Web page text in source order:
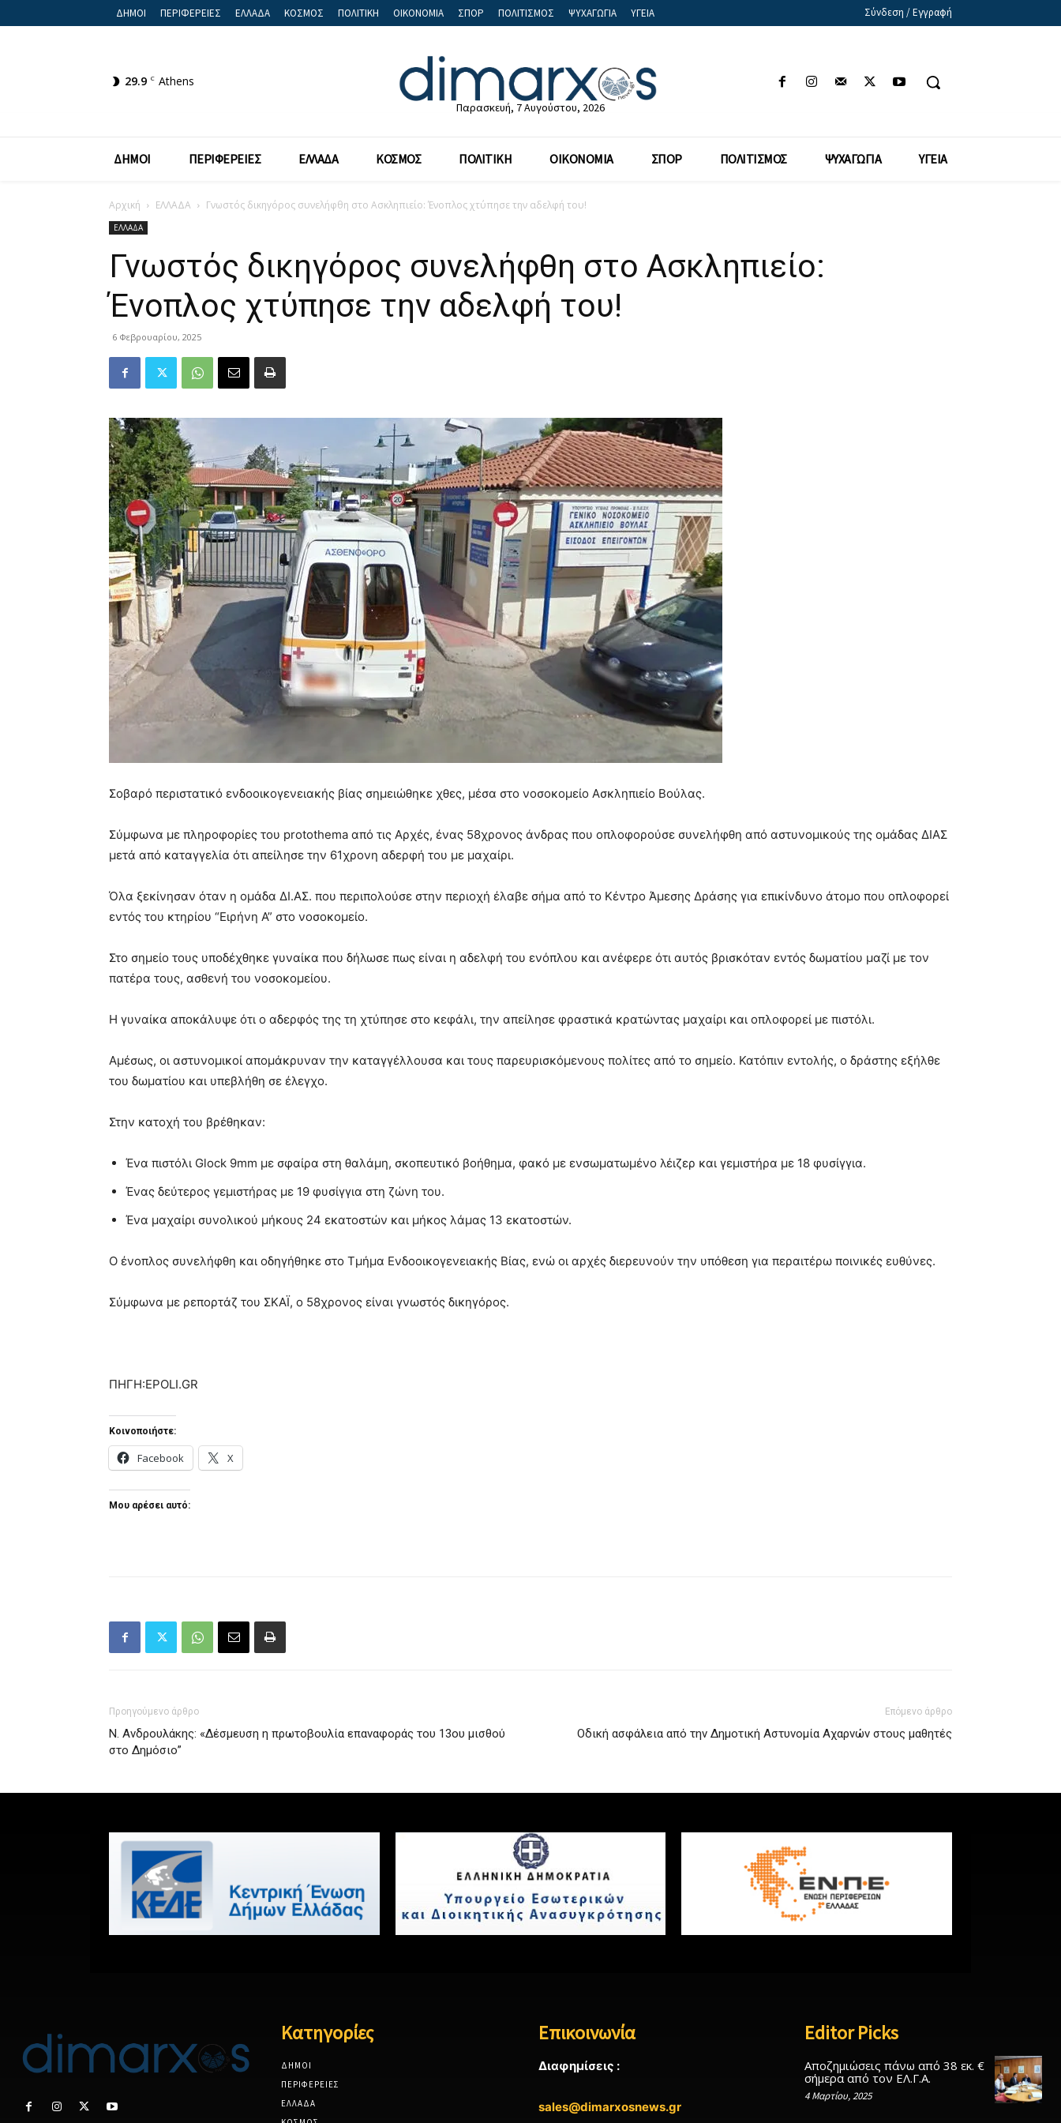
ΔΗΜΟΙ ΠΕΡΙΦΕΡΕΙΕΣ ΕΛΛΑΔΑ ΚΟΣΜΟΣ ΠΟΛΙΤΙΚΗ ΟΙΚΟΝΟΜΙΑ ΣΠΟΡ ΠΟΛΙΤΙΣΜΟΣ ΨΥΧΑΓΩΓΙΑ ΥΓΕΙΑ Σύνδεση / Εγγραφή
29.9 C Athens
Παρασκευή, 7 Αυγούστου, 2026
ΔΗΜΟΙ ΠΕΡΙΦΕΡΕΙΕΣ ΕΛΛΑΔΑ ΚΟΣΜΟΣ ΠΟΛΙΤΙΚΗ ΟΙΚΟΝΟΜΙΑ ΣΠΟΡ ΠΟΛΙΤΙΣΜΟΣ ΨΥΧΑΓΩΓΙΑ ΥΓΕΙΑ
Αρχική ΕΛΛΑΔΑ Γνωστός δικηγόρος συνελήφθη στο Ασκληπιείο: Ένοπλος χτύπησε την αδελφή του!
ΕΛΛΑΔΑ
Γνωστός δικηγόρος συνελήφθη στο Ασκληπιείο:
Ένοπλος χτύπησε την αδελφή του!
6 Φεβρουαρίου, 2025
Σοβαρό περιστατικό ενδοοικογενειακής βίας σημειώθηκε χθες, μέσα στο νοσοκομείο Ασκληπιείο Βούλας.
Σύμφωνα με πληροφορίες του protothema από τις Αρχές, ένας 58χρονος άνδρας που οπλοφορούσε συνελήφθη από αστυνομικούς της ομάδας ΔΙΑΣ
μετά από καταγγελία ότι απείλησε την 61χρονη αδερφή του με μαχαίρι.
Όλα ξεκίνησαν όταν η ομάδα ΔΙ.ΑΣ. που περιπολούσε στην περιοχή έλαβε σήμα από το Κέντρο Άμεσης Δράσης για επικίνδυνο άτομο που οπλοφορεί
εντός του κτηρίου “Ειρήνη Α” στο νοσοκομείο.
Στο σημείο τους υποδέχθηκε γυναίκα που δήλωσε πως είναι η αδελφή του ενόπλου και ανέφερε ότι αυτός βρισκόταν εντός δωματίου μαζί με τον
πατέρα τους, ασθενή του νοσοκομείου.
Η γυναίκα αποκάλυψε ότι ο αδερφός της τη χτύπησε στο κεφάλι, την απείλησε φραστικά κρατώντας μαχαίρι και οπλοφορεί με πιστόλι.
Αμέσως, οι αστυνομικοί απομάκρυναν την καταγγέλλουσα και τους παρευρισκόμενους πολίτες από το σημείο. Κατόπιν εντολής, ο δράστης εξήλθε
του δωματίου και υπεβλήθη σε έλεγχο.
Στην κατοχή του βρέθηκαν:
Ένα πιστόλι Glock 9mm με σφαίρα στη θαλάμη, σκοπευτικό βοήθημα, φακό με ενσωματωμένο λέιζερ και γεμιστήρα με 18 φυσίγγια.
Ένας δεύτερος γεμιστήρας με 19 φυσίγγια στη ζώνη του.
Ένα μαχαίρι συνολικού μήκους 24 εκατοστών και μήκος λάμας 13 εκατοστών.
Ο ένοπλος συνελήφθη και οδηγήθηκε στο Τμήμα Ενδοοικογενειακής Βίας, ενώ οι αρχές διερευνούν την υπόθεση για περαιτέρω ποινικές ευθύνες.
Σύμφωνα με ρεπορτάζ του ΣΚΑΪ, ο 58χρονος είναι γνωστός δικηγόρος.
ΠΗΓΗ:EPOLI.GR
Κοινοποιήστε:
Facebook X
Μου αρέσει αυτό:
Προηγούμενο άρθρο
N. Ανδρουλάκης: «Δέσμευση η πρωτοβουλία επαναφοράς του 13ου μισθού
στο Δημόσιο”
Επόμενο άρθρο
Oδική ασφάλεια από την Δημοτική Αστυνομία Αχαρνών στους μαθητές
Κατηγορίες
ΔΗΜΟΙ
ΠΕΡΙΦΕΡΕΙΕΣ
ΕΛΛΑΔΑ
Επικοινωνία
Διαφημίσεις :
sales@dimarxosnews.gr
Editor Picks
Αποζημιώσεις πάνω από 38 εκ. €
σήμερα από τον ΕΛ.Γ.Α.
4 Μαρτίου, 2025